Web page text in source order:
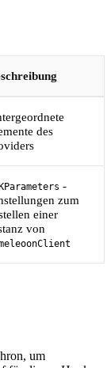
des
-
zum
einer
von
um